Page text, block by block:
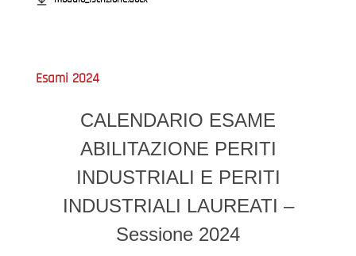
Esami 2024
CALENDARIO ESAME
ABILITAZIONE PERITI
INDUSTRIALI E PERITI
INDUSTRIALI LAUREATI –
Sessione 2024